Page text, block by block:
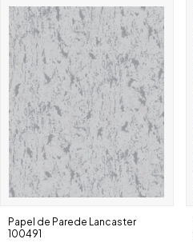
Papel de Parede Lancaster
100491